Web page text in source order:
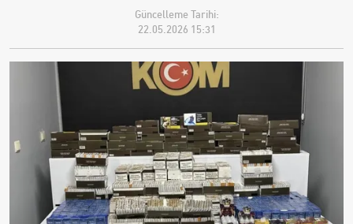
Güncelleme Tarihi:
22.05.2026 15:31